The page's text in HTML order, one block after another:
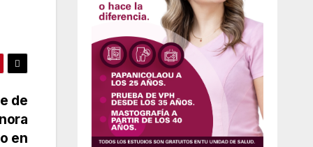
de
en